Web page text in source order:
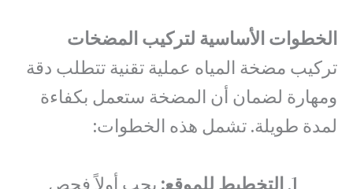
الخطوات الأساسية لتركيب المضخات
تركيب مضخة المياه عملية تقنية تتطلب دقة
ومهارة لضمان أن المضخة ستعمل بكفاءة
لمدة طويلة. تشمل هذه الخطوات:
التخطيط للموقع: يجب أولاً فحص